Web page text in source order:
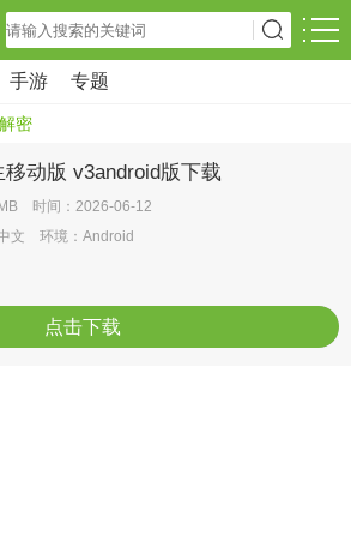
手游 专题
密
动版 v3android版下载
时间：2026-06-12
文 环境：Android
点击下载